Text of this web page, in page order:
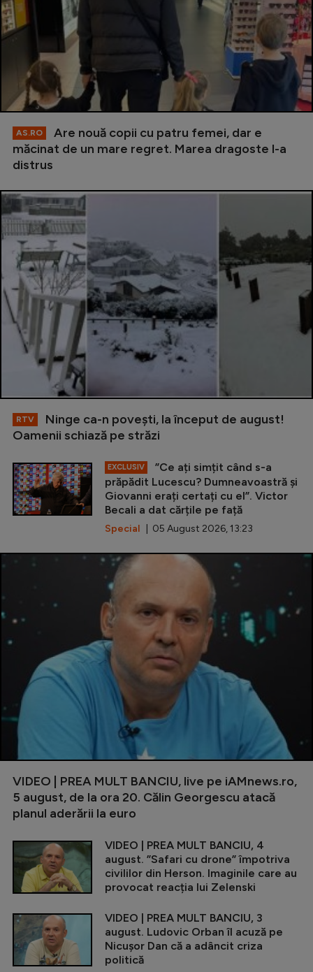
AS.RO
Are nouă copii cu patru femei, dar e
măcinat de un mare regret. Marea dragoste l-a
distrus
RTV
Ninge ca-n povești, la început de august!
Oamenii schiază pe străzi
EXCLUSIV
”Ce ați simțit când s-a
prăpădit Lucescu? Dumneavoastră și
Giovanni erați certați cu el”. Victor
Becali a dat cărțile pe față
Special | 05 August 2026, 13:23
VIDEO | PREA MULT BANCIU, live pe iAMnews.ro,
5 august, de la ora 20. Călin Georgescu atacă
planul aderării la euro
VIDEO | PREA MULT BANCIU, 4
august. ”Safari cu drone” împotriva
civililor din Herson. Imaginile care au
provocat reacția lui Zelenski
VIDEO | PREA MULT BANCIU, 3
august. Ludovic Orban îl acuză pe
Nicușor Dan că a adâncit criza
politică